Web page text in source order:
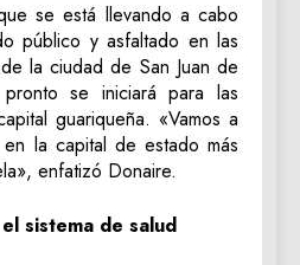
se está llevando a cabo
público y asfaltado en las
la ciudad de San Juan de
se iniciará para las
guariqueña. «Vamos a
la capital de estado más
enfatizó Donaire.
sistema de salud